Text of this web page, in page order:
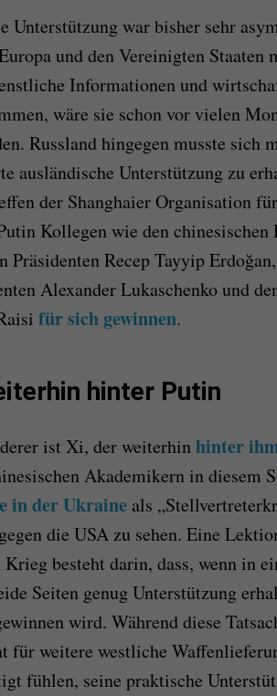
Unterstützung war bisher sehr
und den Vereinigten Staaten
Informationen und
wäre sie schon vor vielen
Russland hingegen musste sich
ausländische Unterstützung zu
der Shanghaier Organisation
Kollegen wie den chinesischen
Präsidenten Recep Tayyip
Alexander Lukaschenko und
für sich gewinnen.
hinter Putin
ist Xi, der weiterhinhinter
Akademikern in diesem
in der Ukraine als
die USA zu sehen. Eine
besteht darin, dass, wenn in
Seiten genug Unterstützung
wird. Während diese
für weitere westliche
fühlen, seine praktische